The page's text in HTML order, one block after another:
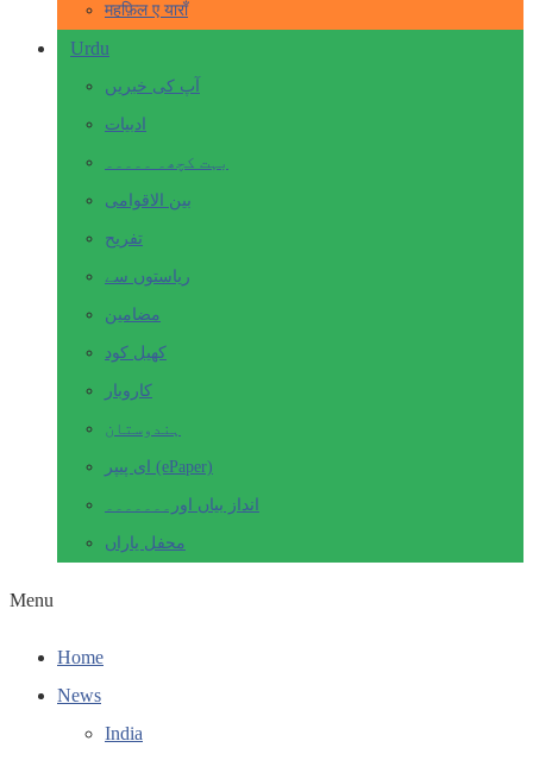
महफ़िल ए याराँ
Urdu
آپ کی خبریں
ادبیات
بہت کچھ۔ ۔۔۔۔۔
بین الاقوامی
تفریح
ریاستوں سے
مضامین
کھیل کود
کاروبار
ہندوستان
ای پیپر (ePaper)
انداز بیاں اور۔۔۔۔۔۔۔
محفل یاراں
Menu
Home
News
India